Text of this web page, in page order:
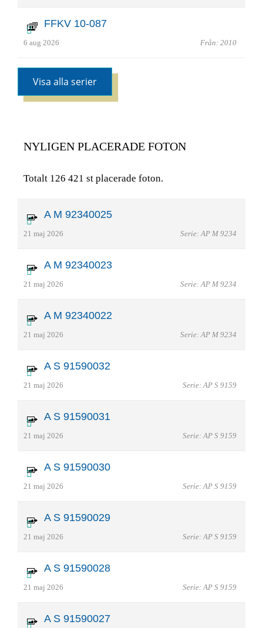
FFKV 10-087
6 aug 2026 Från: 2010
Visa alla serier
NYLIGEN PLACERADE FOTON
Totalt 126 421 st placerade foton.
A M 92340025
21 maj 2026 Serie: AP M 9234
A M 92340023
21 maj 2026 Serie: AP M 9234
A M 92340022
21 maj 2026 Serie: AP M 9234
A S 91590032
21 maj 2026 Serie: AP S 9159
A S 91590031
21 maj 2026 Serie: AP S 9159
A S 91590030
21 maj 2026 Serie: AP S 9159
A S 91590029
21 maj 2026 Serie: AP S 9159
A S 91590028
21 maj 2026 Serie: AP S 9159
A S 91590027